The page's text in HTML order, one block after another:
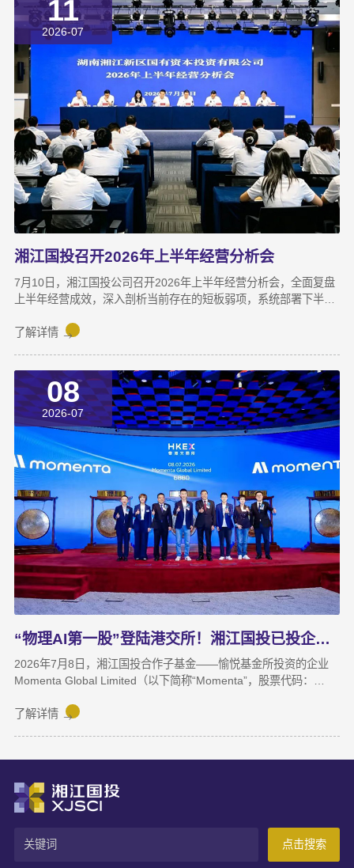
“挤”。产线布局非常小，设备排列极度紧凑，办公空间十分局促，
王茂回忆说：“当时厂区硬件条件，已难以匹配企业业务扩张需求。
11
2026-07
湘江国投召开2026年上半年经营分析会
7月10日，湘江国投公司召开2026年上半年经营分析会，全面复盘
上半年经营成效，深入剖析当前存在的短板弱项，系统部署下半年
年。湘江集团党委副书记宋邦到会指导，湘江国投公司董事长龚国
了上半年业务拓展、指标完成及重点专项推进情况。领导班子成员
结合分管领域，交流工作思路与落实举措，进一步统一思想、凝聚
共识，为下半年协同作战夯实基础。龚国旺在总结讲话中指出，上
半年公司经营效益稳中有升，实现营收6358万元，同比增长
27.6%；利润总额达1.26亿元，同比增长82.8%。股权投资标的持
续向好，金融资产浮盈实现可持续增长，投资主业对公司整体盈利
能力的支撑作用进一步增强。基金业务进退有序，投退良性循环格
局初步形成；直投项目储备与落地扎实推进，资本招商取得实质进
展；湘江基金小镇二期克服连续雨季施工困难，顺利完成竣工验
收；数据运营、商业保理转型取得阶段性突破，科技成果转化服务
与大学生创新创业支持工作也正加速铺开，为后续增长注入新活
力。
了解详情
08
2026-07
“物理AI第一股”登陆港交所！湘江国投已投企业Momenta成功上市
2026年7月8日，湘江国投合作子基金——愉悦基金所投资的企业
Momenta Global Limited（以下简称“Momenta”，股票代码：
第一股”。Momenta本次上市募集资金将主要用于物理AI核心技术
驾驶与人工智能企业，核心团队源自微软亚洲研究院、商汤科技等
AI机构。公司率先提出并量产首发R7世界模型，让AI从“识别像素”
进阶为“理解物理规律、推演真实世界演变”，支撑乘用车高阶智
驾、Robotaxi、无人物流等全场景落地。截至上市前夕，搭载
Momenta智驾系统的量产车辆规模已突破100万台，成功交付超
100款量产车型，与全球前十车企中九家建立合作。据灼识咨询数
据，2025年3月至2026年2月，Momenta在中国第三方城市NOA解
了解详情
点击搜索